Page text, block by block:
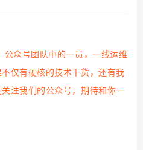
众号团队中的一员，一线运维
仅有硬核的技术干货，还有我
注我们的公众号，期待和你一